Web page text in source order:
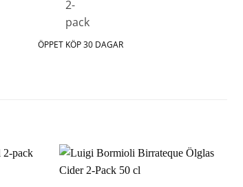
ÖPPET KÖP 30 DAGAR